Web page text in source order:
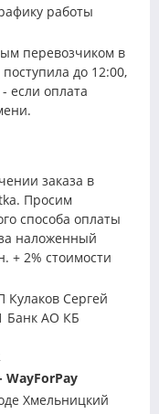
работы
перевозчиком в
до 12:00,
если оплата
заказа в
Просим
способа оплаты
наложенный
+ 2% стоимости
Кулаков Сергей
Банк АО КБ
WayForPay
Хмельницкий